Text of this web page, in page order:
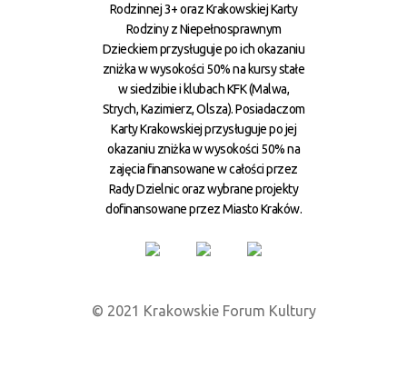
Rodzinnej 3+ oraz Krakowskiej Karty
Rodziny z Niepełnosprawnym
Dzieckiem przysługuje po ich okazaniu
zniżka w wysokości 50% na kursy stałe
w siedzibie i klubach KFK (Malwa,
Strych, Kazimierz, Olsza). Posiadaczom
Karty Krakowskiej przysługuje po jej
okazaniu zniżka w wysokości 50% na
zajęcia finansowane w całości przez
Rady Dzielnic oraz wybrane projekty
dofinansowane przez Miasto Kraków.
© 2021 Krakowskie Forum Kultury